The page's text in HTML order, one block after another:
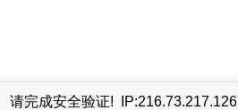
请完成安全验证! IP:216.73.217.126